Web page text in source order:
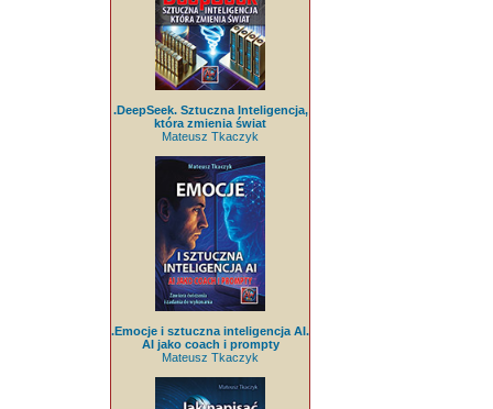
.DeepSeek. Sztuczna Inteligencja,
która zmienia świat
Mateusz Tkaczyk
.Emocje i sztuczna inteligencja AI.
AI jako coach i prompty
Mateusz Tkaczyk